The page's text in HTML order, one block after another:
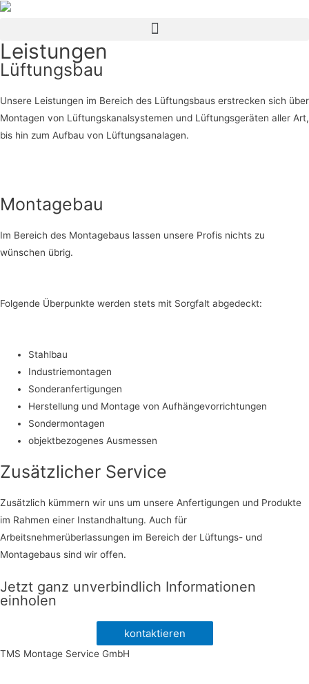
Leistungen
Lüftungsbau
Unsere Leistungen im Bereich des Lüftungsbaus erstrecken sich über
Montagen von Lüftungskanalsystemen und Lüftungsgeräten aller Art,
bis hin zum Aufbau von Lüftungsanalagen.
Montagebau
Im Bereich des Montagebaus lassen unsere Profis nichts zu
wünschen übrig.
Folgende Überpunkte werden stets mit Sorgfalt abgedeckt:
Stahlbau
Industriemontagen
Sonderanfertigungen
Herstellung und Montage von Aufhängevorrichtungen
Sondermontagen
objektbezogenes Ausmessen
Zusätzlicher Service
Zusätzlich kümmern wir uns um unsere Anfertigungen und Produkte
im Rahmen einer Instandhaltung. Auch für
Arbeitsnehmerüberlassungen im Bereich der Lüftungs- und
Montagebaus sind wir offen.
Jetzt ganz unverbindlich Informationen
einholen
kontaktieren
TMS Montage Service GmbH